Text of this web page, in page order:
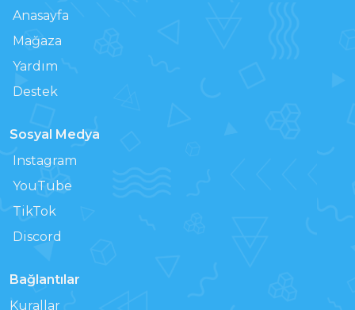
Anasayfa
Mağaza
Yardım
Destek
Sosyal Medya
Instagram
YouTube
TikTok
Discord
Bağlantılar
Kurallar